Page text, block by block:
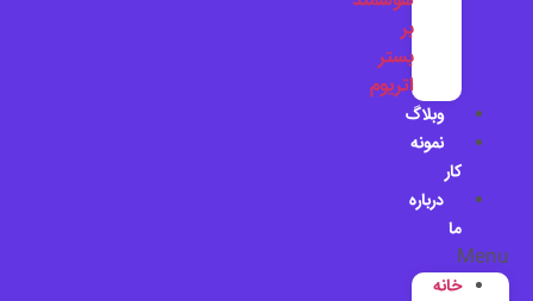
بر
بستر
اتریوم
وبلاگ
نمونه
کار
درباره
ما
Menu
خانه